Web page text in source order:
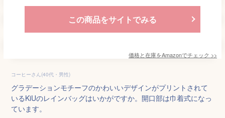
この商品をサイトでみる
価格と在庫をAmazonでチェック >>
コーヒーさん(40代・男性)
グラデーションモチーフのかわいいデザインがプリントされて
いるKiUのレインバッグはいかがですか。開口部は巾着式になっ
ています。